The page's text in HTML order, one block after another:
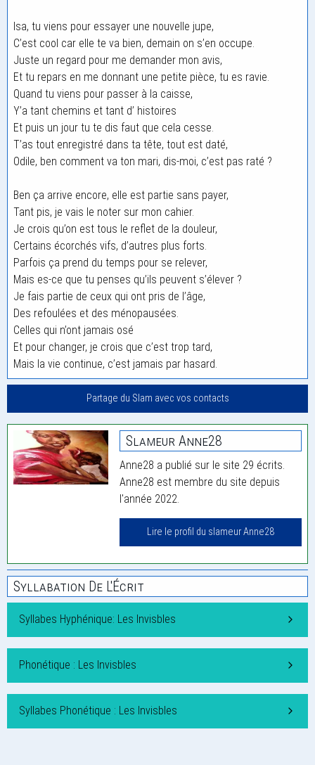
Isa, tu viens pour essayer une nouvelle jupe,
C’est cool car elle te va bien, demain on s’en occupe.
Juste un regard pour me demander mon avis,
Et tu repars en me donnant une petite pièce, tu es ravie.
Quand tu viens pour passer à la caisse,
Y’a tant chemins et tant d’ histoires
Et puis un jour tu te dis faut que cela cesse.
T’as tout enregistré dans ta tête, tout est daté,
Odile, ben comment va ton mari, dis-moi, c’est pas raté ?
Ben ça arrive encore, elle est partie sans payer,
Tant pis, je vais le noter sur mon cahier.
Je crois qu’on est tous le reflet de la douleur,
Certains écorchés vifs, d’autres plus forts.
Parfois ça prend du temps pour se relever,
Mais es-ce que tu penses qu’ils peuvent s’élever ?
Je fais partie de ceux qui ont pris de l’âge,
Des refoulées et des ménopausées.
Celles qui n’ont jamais osé
Et pour changer, je crois que c’est trop tard,
Mais la vie continue, c’est jamais par hasard.
Partage du Slam avec vos contacts
Slameur Anne28
Anne28 a publié sur le site 29 écrits.
Anne28 est membre du site depuis
l'année 2022.
Lire le profil du slameur Anne28
Syllabation De L'Écrit
Syllabes Hyphénique: Les Invisbles
Phonétique : Les Invisbles
Syllabes Phonétique : Les Invisbles